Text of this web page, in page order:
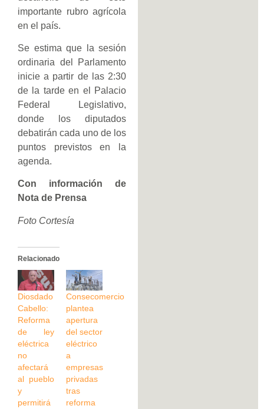
importante rubro agrícola
en el país.
Se estima que la sesión
ordinaria del Parlamento
inicie a partir de las 2:30
de la tarde en el Palacio
Federal Legislativo,
donde los diputados
debatirán cada uno de los
puntos previstos en la
agenda.
Con información de
Nota de Prensa
Foto Cortesía
Relacionado
Diosdado
Cabello:
Reforma
de ley
eléctrica
no
afectará
al pueblo
y
permitirá
Consecomercio
plantea
apertura
del sector
eléctrico
a
empresas
privadas
tras
reforma